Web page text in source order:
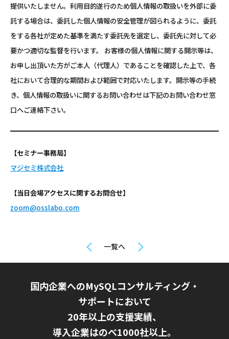
提供いたしません。利用目的遂行のため個人情報の取扱いを外部に委
託する場合は、委託した個人情報の安全管理が図られるように、委託
をする各社が定めた基準を満たす委託先を選定し、委託先に対して必
要かつ適切な監督を行います。 お客様の個人情報に関する開示等は、
お申し出頂いた方がご本人（代理人）であることを確認した上で、各
社において合理的な期間および範囲で対応いたします。開示等の手続
き、個人情報の取扱いに関するお問い合わせは下記のお問い合わせ窓
口へご連絡下さい。
【セミナー事務局】
マジセミ株式会社
【当日会場アクセスに関するお問合せ】
zoom@osslabo.com
一覧へ
国内企業へのMySQLコンサルティング・
サポートにおいて
20年以上の支援実績、
導入企業はのべ1000社以上。